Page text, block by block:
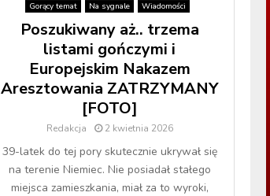
Gorący temat Na sygnale Wiadomości
Poszukiwany aż.. trzema
listami gończymi i
Europejskim Nakazem
Aresztowania ZATRZYMANY
[FOTO]
Redakcja 2 kwietnia 2026
39-latek do tej pory skutecznie ukrywał się
na terenie Niemiec. Nie posiadał stałego
miejsca zamieszkania, miał za to wyroki,